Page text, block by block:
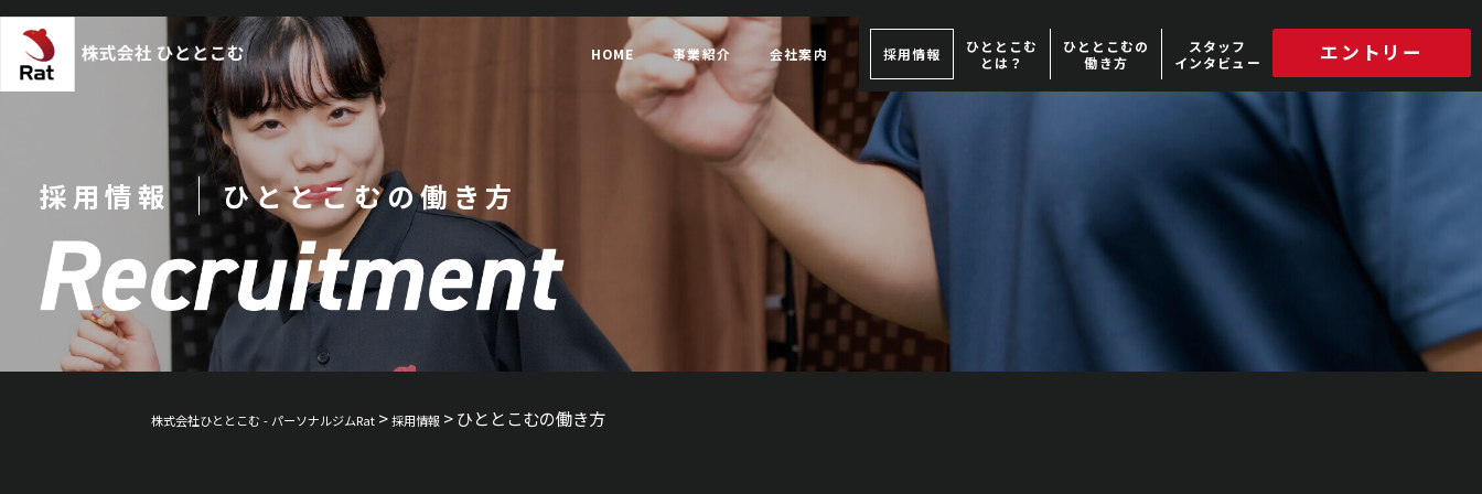
HOME 事業紹介 会社案内 採用情報
ひととこむ
とは？
ひととこむの
働き方
スタッフ
インタビュー
エントリー
採用情報 ひととこむの働き方
株式会社ひととこむ - パーソナルジムRat>採用情報>ひととこむの働き方